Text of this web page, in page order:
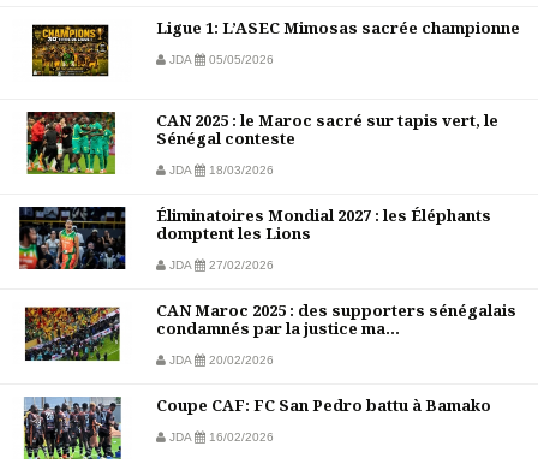
Ligue 1: L’ASEC Mimosas sacrée championne
JDA 05/05/2026
CAN 2025 : le Maroc sacré sur tapis vert, le
Sénégal conteste
JDA 18/03/2026
Éliminatoires Mondial 2027 : les Éléphants
domptent les Lions
JDA 27/02/2026
CAN Maroc 2025 : des supporters sénégalais
condamnés par la justice ma...
JDA 20/02/2026
Coupe CAF: FC San Pedro battu à Bamako
JDA 16/02/2026